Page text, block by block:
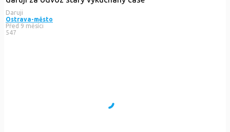
Daruji
Ostrava-město
Před 9 měsíci
547